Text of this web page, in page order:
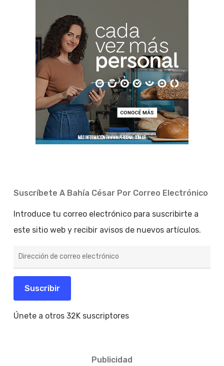
Suscríbete A Bahía César Por Correo Electrónico
Introduce tu correo electrónico para suscribirte a
este sitio web y recibir avisos de nuevos artículos.
de
electrónico
Suscribir
Únete a otros 32K suscriptores
Publicidad